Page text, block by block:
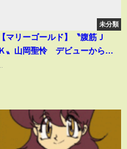
未分類
【マリーゴールド】〝腹筋Ｊ
Ｋ〟山岡聖怜 デビューから１